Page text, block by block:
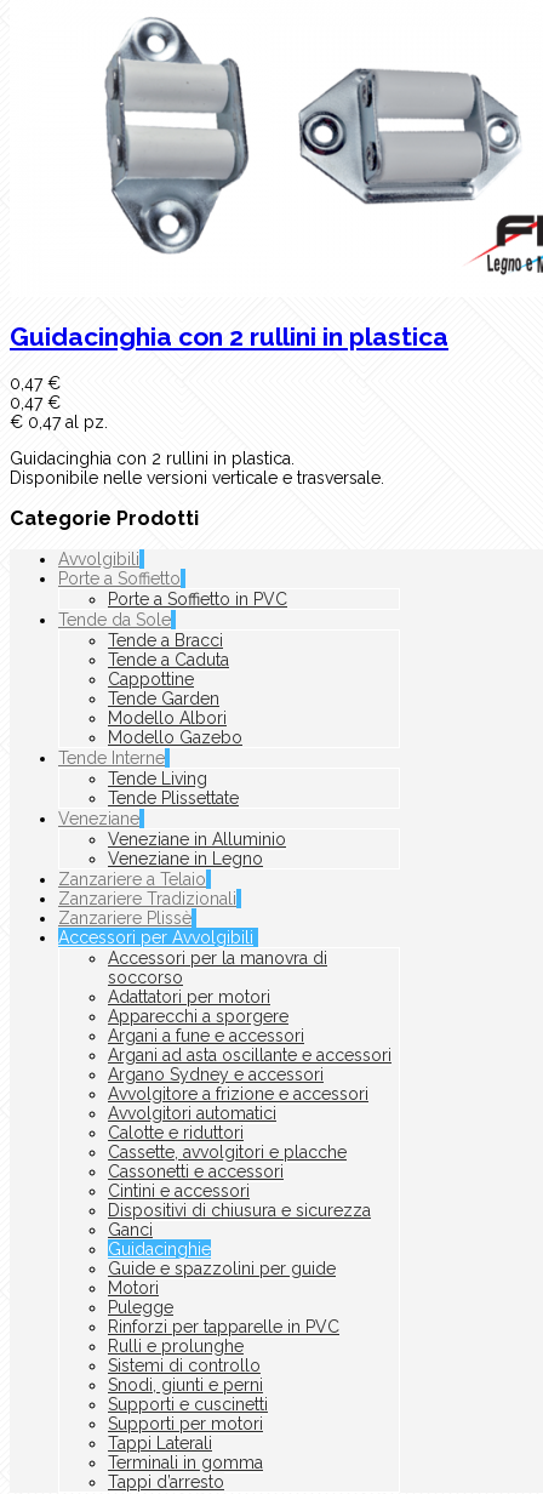
Guidacinghia con 2 rullini in plastica
0,47 €
0,47 €
€ 0,47 al pz.
Guidacinghia con 2 rullini in plastica.
Disponibile nelle versioni verticale e trasversale.
Categorie Prodotti
Avvolgibili
Porte a Soffietto
Porte a Soffietto in PVC
Tende da Sole
Tende a Bracci
Tende a Caduta
Cappottine
Tende Garden
Modello Albori
Modello Gazebo
Tende Interne
Tende Living
Tende Plissettate
Veneziane
Veneziane in Alluminio
Veneziane in Legno
Zanzariere a Telaio
Zanzariere Tradizionali
Zanzariere Plissè
Accessori per Avvolgibili
Accessori per la manovra di
soccorso
Adattatori per motori
Apparecchi a sporgere
Argani a fune e accessori
Argani ad asta oscillante e accessori
Argano Sydney e accessori
Avvolgitore a frizione e accessori
Avvolgitori automatici
Calotte e riduttori
Cassette, avvolgitori e placche
Cassonetti e accessori
Cintini e accessori
Dispositivi di chiusura e sicurezza
Ganci
Guidacinghie
Guide e spazzolini per guide
Motori
Pulegge
Rinforzi per tapparelle in PVC
Rulli e prolunghe
Sistemi di controllo
Snodi, giunti e perni
Supporti e cuscinetti
Supporti per motori
Tappi Laterali
Terminali in gomma
Tappi d’arresto